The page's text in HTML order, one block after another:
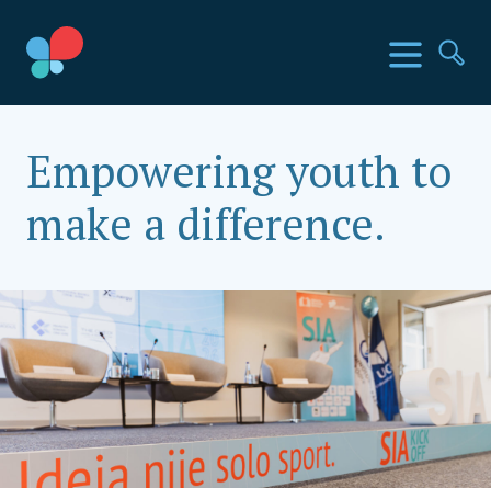
content
SIA Countries
Empowering youth to
make a difference.